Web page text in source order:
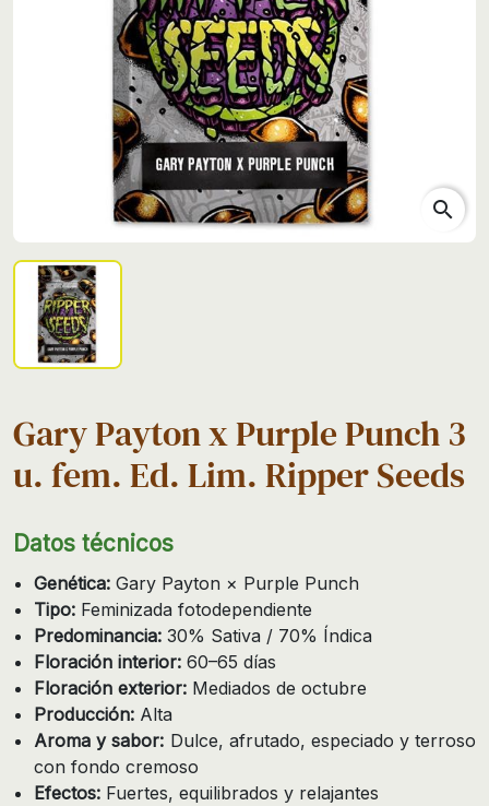
search
Gary Payton x Purple Punch 3
u. fem. Ed. Lim. Ripper Seeds
Datos técnicos
Genética: Gary Payton × Purple Punch
Tipo: Feminizada fotodependiente
Predominancia: 30% Sativa / 70% Índica
Floración interior: 60–65 días
Floración exterior: Mediados de octubre
Producción: Alta
Aroma y sabor: Dulce, afrutado, especiado y terroso
con fondo cremoso
Efectos: Fuertes, equilibrados y relajantes